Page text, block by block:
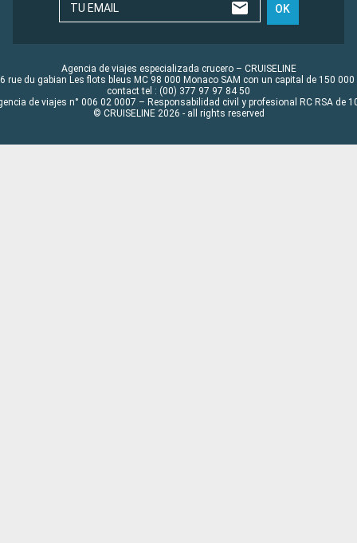
TU EMAIL OK
Agencia de viajes especializada crucero – CRUISELINE
rue du gabian Les flots bleus MC 98 000 Monaco SAM con un capital de 150 000
contact tel : (00) 377 97 97 84 50
de viajes n° 006 02 0007 – Responsabilidad civil y profesional RC RSA de
© CRUISELINE 2026 - all rights reserved